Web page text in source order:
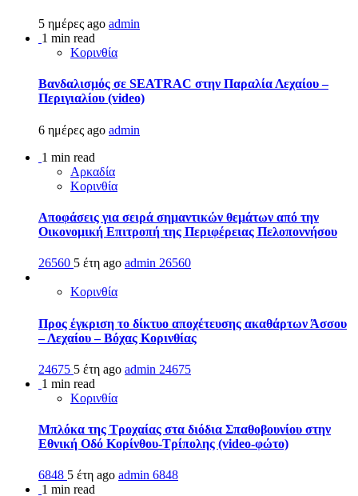
5 ημέρες ago admin
1 min read
Κορινθία
Βανδαλισμός σε SEATRAC στην Παραλία Λεχαίου –
Περιγιαλίου (video)
6 ημέρες ago admin
1 min read
Αρκαδία
Κορινθία
Αποφάσεις για σειρά σημαντικών θεμάτων από την
Οικονομική Επιτροπή της Περιφέρειας Πελοποννήσου
26560 5 έτη ago admin 26560
Κορινθία
Προς έγκριση το δίκτυο αποχέτευσης ακαθάρτων Άσσου
– Λεχαίου – Βόχας Κορινθίας
24675 5 έτη ago admin 24675
1 min read
Κορινθία
Μπλόκα της Τροχαίας στα διόδια Σπαθοβουνίου στην
Εθνική Οδό Κορίνθου-Τρίπολης (video-φώτο)
6848 5 έτη ago admin 6848
1 min read